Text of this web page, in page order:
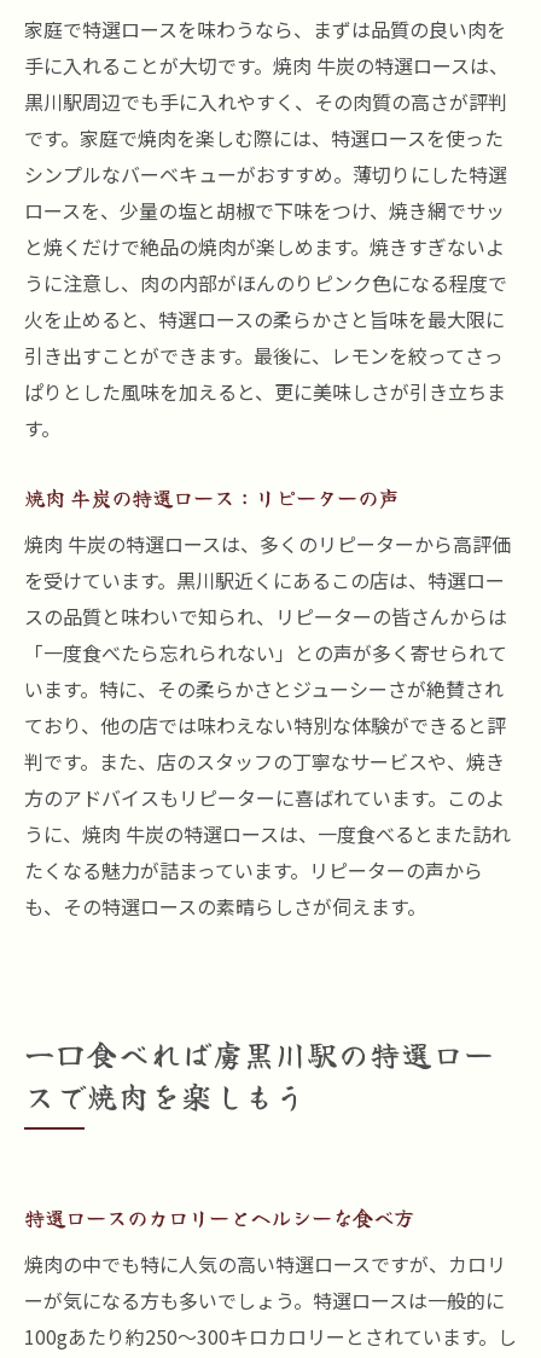
家庭で特選ロースを味わうなら、まずは品質の良い肉を
手に入れることが大切です。焼肉 牛炭の特選ロースは、
黒川駅周辺でも手に入れやすく、その肉質の高さが評判
です。家庭で焼肉を楽しむ際には、特選ロースを使った
シンプルなバーベキューがおすすめ。薄切りにした特選
ロースを、少量の塩と胡椒で下味をつけ、焼き網でサッ
と焼くだけで絶品の焼肉が楽しめます。焼きすぎないよ
うに注意し、肉の内部がほんのりピンク色になる程度で
火を止めると、特選ロースの柔らかさと旨味を最大限に
引き出すことができます。最後に、レモンを絞ってさっ
ぱりとした風味を加えると、更に美味しさが引き立ちま
す。
焼肉 牛炭の特選ロース：リピーターの声
焼肉 牛炭の特選ロースは、多くのリピーターから高評価
を受けています。黒川駅近くにあるこの店は、特選ロー
スの品質と味わいで知られ、リピーターの皆さんからは
「一度食べたら忘れられない」との声が多く寄せられて
います。特に、その柔らかさとジューシーさが絶賛され
ており、他の店では味わえない特別な体験ができると評
判です。また、店のスタッフの丁寧なサービスや、焼き
方のアドバイスもリピーターに喜ばれています。このよ
うに、焼肉 牛炭の特選ロースは、一度食べるとまた訪れ
たくなる魅力が詰まっています。リピーターの声から
も、その特選ロースの素晴らしさが伺えます。
一口食べれば虜黒川駅の特選ロー
スで焼肉を楽しもう
特選ロースのカロリーとヘルシーな食べ方
焼肉の中でも特に人気の高い特選ロースですが、カロリ
ーが気になる方も多いでしょう。特選ロースは一般的に
100gあたり約250～300キロカロリーとされています。し